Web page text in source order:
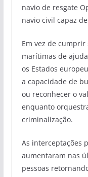
navio de resgate
navio civil capaz
Em vez de
marítimas de
os Estados
a capacidade de
ou reconhecer o
enquanto
criminalização.
As interceptações
aumentaram nas
pessoas